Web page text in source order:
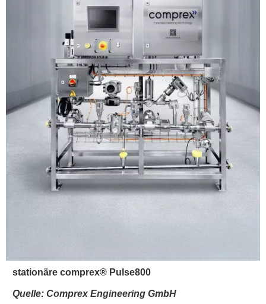
stationäre comprex® Pulse800
Quelle: Comprex Engineering GmbH